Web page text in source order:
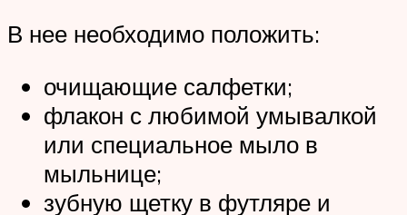
В нее необходимо положить:
очищающие салфетки;
флакон с любимой умывалкой
или специальное мыло в
мыльнице;
зубную щетку в футляре и